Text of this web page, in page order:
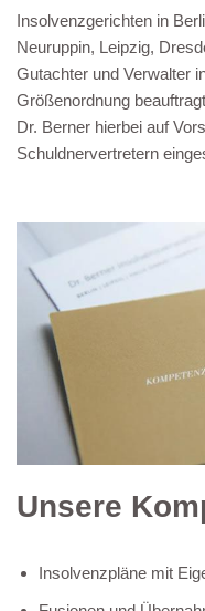
Insolvenzgerichten in
Neuruppin, Leipzig,
Gutachter und Verwalter
Größenordnung
Dr. Berner hierbei auf
Schuldnervertretern
Unsere
Insolvenzpläne mit